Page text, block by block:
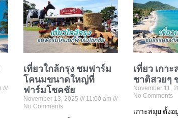
เที่ยวใกล้กรุง ชมฟาร์ม
โคนมขนาดใหญ่ที่
ฟาร์มโชคชัย
November 13, 2025
11:00 am
No Comments
เที่ยว เกา
ชาติสวยๆ
November 11,
No Comments
เกาะสมุย ตั้ง